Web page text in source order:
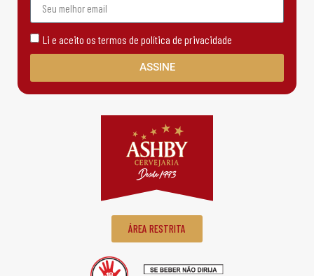
Li e aceito os termos de política de privacidade
ASSINE
ÁREA RESTRITA